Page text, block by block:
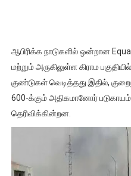
அல்வா கொடுக்கின்றது
2ஆம் நாள் உக்ரைன் யுத்தம்!!
ஆபிரிக்க நாடுகளில் ஒன்றான
மற்றும் அருகிலுள்ள கிராம
குண்டுகள் வெடித்தது. இதில்,
600-க்கும் அதிகமானோர்
தெரிவிக்கின்றன.